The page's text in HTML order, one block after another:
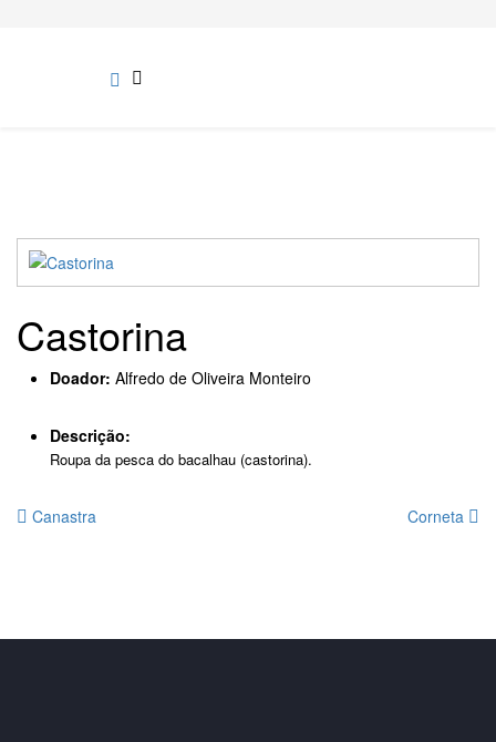
Castorina
Doador: Alfredo de Oliveira Monteiro
Descrição:
Roupa da pesca do bacalhau (castorina).
Canastra Corneta